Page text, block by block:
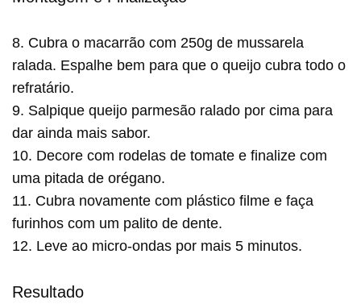
8. Cubra o macarrão com 250g de mussarela
ralada. Espalhe bem para que o queijo cubra todo o
refratário.
9. Salpique queijo parmesão ralado por cima para
dar ainda mais sabor.
10. Decore com rodelas de tomate e finalize com
uma pitada de orégano.
11. Cubra novamente com plástico filme e faça
furinhos com um palito de dente.
12. Leve ao micro-ondas por mais 5 minutos.
Resultado